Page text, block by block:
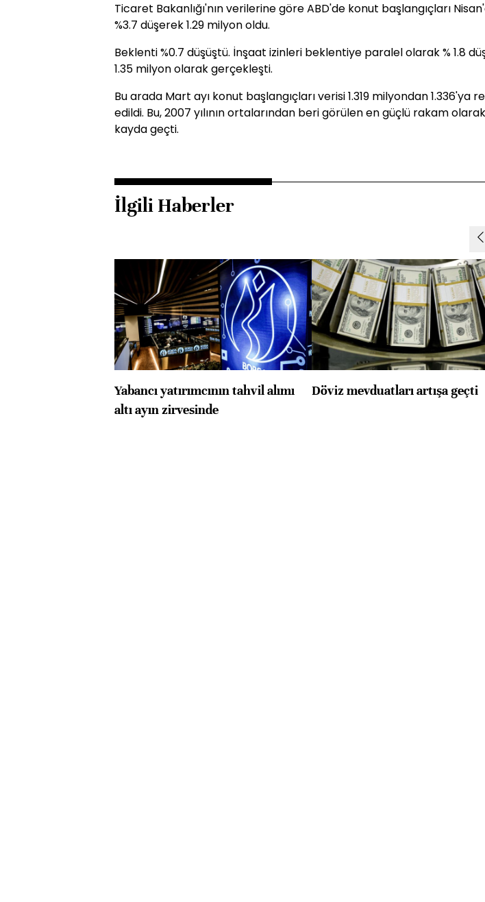
Ticaret Bakanlığı'nın verilerine göre ABD'de konut başlangıçları
%3.7 düşerek 1.29 milyon oldu.
Beklenti %0.7 düşüştü. İnşaat izinleri beklentiye paralel olarak % 1.8
1.35 milyon olarak gerçekleşti.
Bu arada Mart ayı konut başlangıçları verisi 1.319 milyondan 1.336'ya
edildi. Bu, 2007 yılının ortalarından beri görülen en güçlü rakam olarak
kayda geçti.
İlgili Haberler
Yabancı yatırımcının tahvil alımı
altı ayın zirvesinde
Döviz mevduatları artışa geçti